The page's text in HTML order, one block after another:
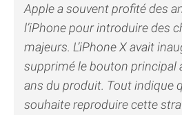
Apple a souvent profité des
l’iPhone pour introduire des
majeurs. L’iPhone X avait
supprimé le bouton principal
ans du produit. Tout indique
souhaite reproduire cette